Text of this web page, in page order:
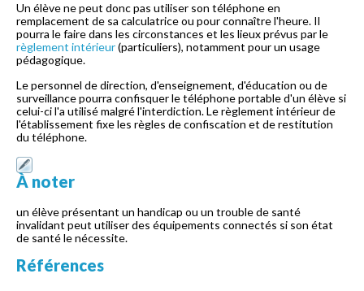
Un élève ne peut donc pas utiliser son téléphone en
remplacement de sa calculatrice ou pour connaître l'heure. Il
pourra le faire dans les circonstances et les lieux prévus par le
règlement intérieur(particuliers), notamment pour un usage
pédagogique.
Le personnel de direction, d'enseignement, d'éducation ou de
surveillance pourra confisquer le téléphone portable d'un élève si
celui-ci l'a utilisé malgré l'interdiction. Le règlement intérieur de
l'établissement fixe les règles de confiscation et de restitution
du téléphone.
À noter
un élève présentant un handicap ou un trouble de santé
invalidant peut utiliser des équipements connectés si son état
de santé le nécessite.
Références